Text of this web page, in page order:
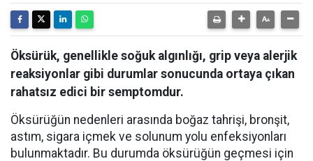
Öksürük, genellikle soğuk algınlığı, grip veya alerjik
reaksiyonlar gibi durumlar sonucunda ortaya çıkan
rahatsız edici bir semptomdur.
Öksürüğün nedenleri arasında boğaz tahrişi, bronşit,
astım, sigara içmek ve solunum yolu enfeksiyonları
bulunmaktadır. Bu durumda öksürüğün geçmesi için